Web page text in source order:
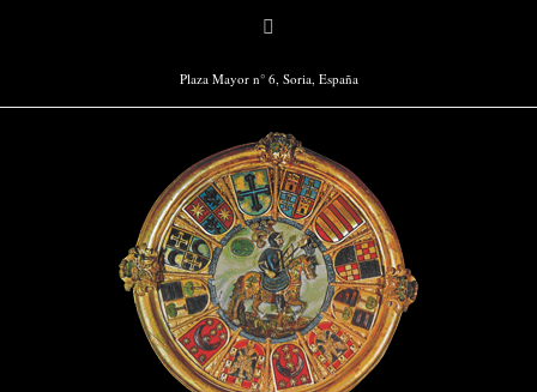
Plaza Mayor n° 6, Soria, España